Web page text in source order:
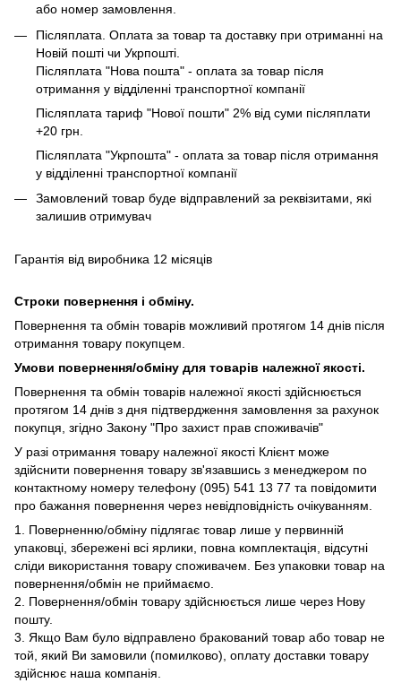
або номер замовлення.
Післяплата. Оплата за товар та доставку при отриманні на
Новій пошті чи Укрпошті.
Післяплата "Нова пошта" - оплата за товар після
отримання у відділенні транспортної компанії
Післяплата тариф "Нової пошти" 2% від суми післяплати
+20 грн.
Післяплата "Укрпошта" - оплата за товар після отримання
у відділенні транспортної компанії
Замовлений товар буде відправлений за реквізитами, які
залишив отримувач
Гарантія від виробника 12 місяців
Строки повернення і обміну.
Повернення та обмін товарів можливий протягом 14 днів після
отримання товару покупцем.
Умови повернення/обміну для товарів належної якості.
Повернення та обмін товарів належної якості здійснюється
протягом 14 днів з дня підтвердження замовлення за рахунок
покупця, згідно Закону "Про захист прав споживачів"
У разі отримання товару належної якості Клієнт може
здійснити повернення товару зв'язавшись з менеджером по
контактному номеру телефону (095) 541 13 77 та повідомити
про бажання повернення через невідповідність очікуванням.
1. Поверненню/обміну підлягає товар лише у первинній
упаковці, збережені всі ярлики, повна комплектація, відсутні
сліди використання товару споживачем. Без упаковки товар на
повернення/обмін не приймаємо.
2. Повернення/обмін товару здійснюється лише через Нову
пошту.
3. Якщо Вам було відправлено бракований товар або товар не
той, який Ви замовили (помилково), оплату доставки товару
здійснює наша компанія.